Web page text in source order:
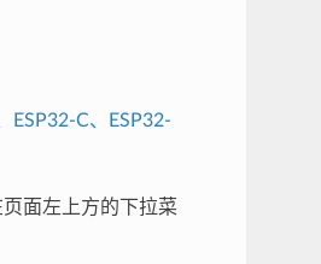
ESP32-C、ESP32-
面左上方的下拉菜